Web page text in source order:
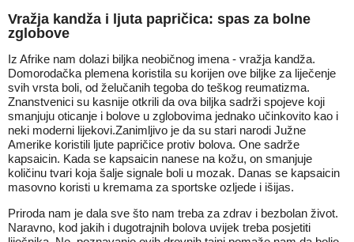
Vražja kandža i ljuta papričica: spas za bolne
zglobove
Iz Afrike nam dolazi biljka neobičnog imena - vražja kandža.
Domorodačka plemena koristila su korijen ove biljke za liječenje
svih vrsta boli, od želučanih tegoba do teškog reumatizma.
Znanstvenici su kasnije otkrili da ova biljka sadrži spojeve koji
smanjuju oticanje i bolove u zglobovima jednako učinkovito kao i
neki moderni lijekovi.Zanimljivo je da su stari narodi Južne
Amerike koristili ljute papričice protiv bolova. One sadrže
kapsaicin. Kada se kapsaicin nanese na kožu, on smanjuje
količinu tvari koja šalje signale boli u mozak. Danas se kapsaicin
masovno koristi u kremama za sportske ozljede i išijas.
Priroda nam je dala sve što nam treba za zdrav i bezbolan život.
Naravno, kod jakih i dugotrajnih bolova uvijek treba posjetiti